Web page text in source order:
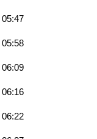
05:47
05:58
06:09
06:16
06:22